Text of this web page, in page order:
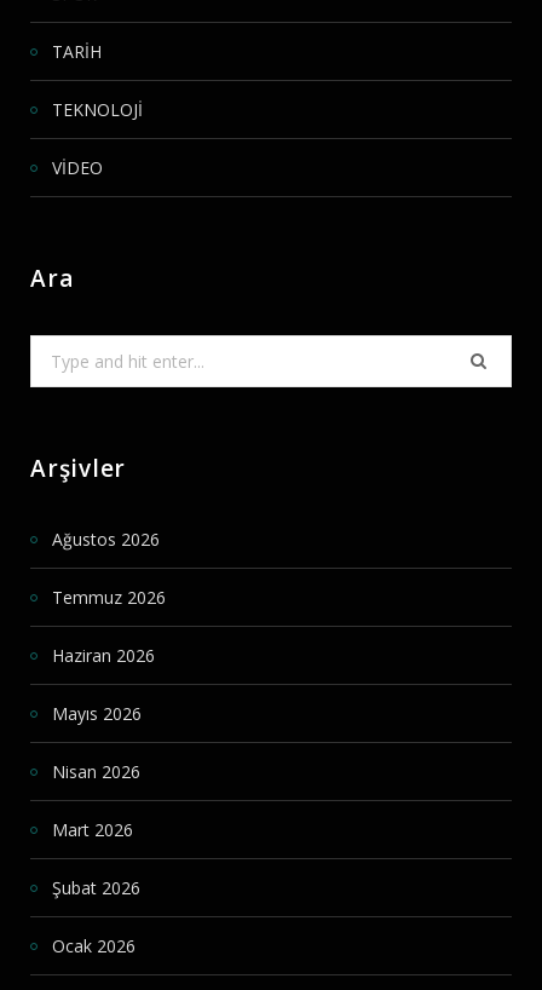
TARİH
TEKNOLOJİ
VİDEO
Ara
Arşivler
Ağustos 2026
Temmuz 2026
Haziran 2026
Mayıs 2026
Nisan 2026
Mart 2026
Şubat 2026
Ocak 2026